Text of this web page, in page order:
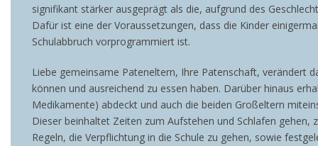
signifikant stärker ausgeprägt als die, aufgrund des
Dafür ist eine der Voraussetzungen, dass die Kinder
Schulabbruch vorprogrammiert ist.
Liebe gemeinsame Pateneltern, Ihre Patenschaft, verändert
können und ausreichend zu essen haben. Darüber hinaus
Medikamente) abdeckt und auch die beiden Großeltern
Dieser beinhaltet Zeiten zum Aufstehen und Schlafen
Regeln, die Verpflichtung in die Schule zu gehen, sowie